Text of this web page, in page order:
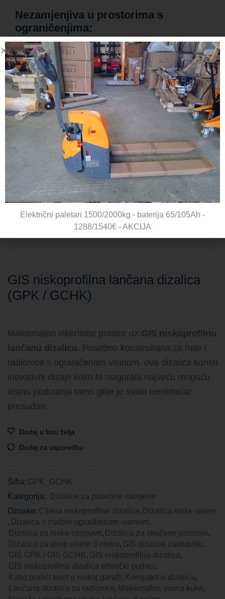
Nezamjenjiva u prostorima s
ograničenjima:
Niske proizvodne hale i tvornice
Servisne i mehaničarske radionice
Podrumski prostori, skladišta i garaže
Bilo koja lokacija gdje je standardna dizalica prevelika
Pretvorite ograničenje visine u prednost. Zatražite
ponudu za GIS niskoprofilna lančana dizalica i
optimizirajte svoj radni prostor već danas!
Dodatne Informacije
GIS niskoprofilna lančana dizalica
(GPK / GCHK)
Maksimalno iskoristite prostor uz GIS niskoprofilnu
lančanu dizalicu . Posebno konstruirana za hale i
radionice s ograničenom visinom, ova dizalica koristi
inovativni dizajn kako bi osigurala najveću moguću
visinu podizanja tamo gdje je svaki centimetar
presudan.
Dodaj u listu želja
Dodaj za usporedbu
Šifra: GPK_GCHK
Kategorija:
Dizalice za posebne namjene
Oznake: Cijena niskoprofilne dizalice, Dizalica niske visine
, Dizalica s malom ugradbenom visinom,
Dizalica za niske stropove, Dizalica za skučene prostore,
Dizalica za strop visine 3 metra, GIS dizalice zastupnik,
GIS GPK / GIS GCHK, GIS niskoprofilna dizalica,
GIS niskoprofilna dizalica tehnički podaci ,
Kako podići teret u niskoj garaži , Kompaktna dizalica,
Lančana dizalica za radionice, Maksimalna visina kuke,
Električni paletari 1500/2000kg - baterija 65/105Ah -
1288/1540€ - AKCIJA